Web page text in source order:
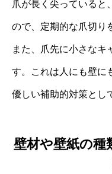
爪が長く尖っていると
ので、定期的な爪切り
また、爪先に小さなキ
す。これは人にも壁に
優しい補助的対策とし
壁材や壁紙の種